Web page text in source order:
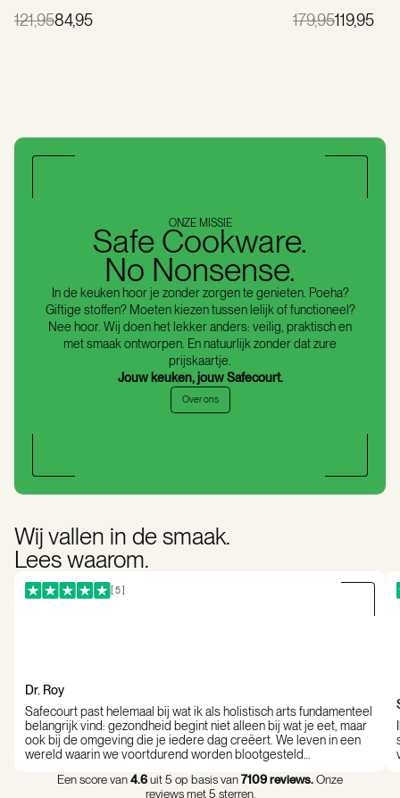
121,9584,95 179,95119,95
ONZE MISSIE
Safe Cookware.
No Nonsense.
In de keuken hoor je zonder zorgen te genieten. Poeha?
Giftige stoffen? Moeten kiezen tussen lelijk of functioneel?
Nee hoor. Wij doen het lekker anders: veilig, praktisch en
met smaak ontworpen. En natuurlijk zonder dat zure
prijskaartje.
Jouw keuken, jouw Safecourt.
Over ons
Wij vallen in de smaak.
Lees waarom.
[ 5 ]
Dr. Roy
Safecourt past helemaal bij wat ik als holistisch arts fundamenteel
belangrijk vind: gezondheid begint niet alleen bij wat je eet, maar
ook bij de omgeving die je iedere dag creëert. We leven in een
wereld waarin we voortdurend worden blootgesteld…
Een score van4.6uit 5 op basis van7109 reviews.Onze
reviews met 5 sterren.